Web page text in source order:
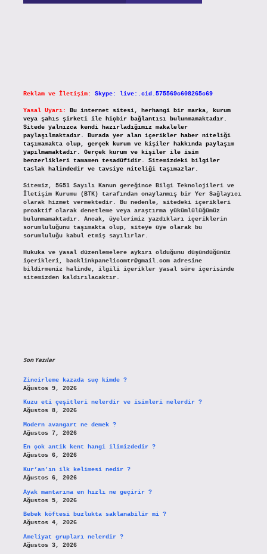
Reklam ve İletişim: Skype: live:.cid.575569c608265c69
Yasal Uyarı:
Bu internet sitesi, herhangi bir marka, kurum
veya şahıs şirketi ile hiçbir bağlantısı bulunmamaktadır.
Sitede yalnızca kendi hazırladığımız makaleler
paylaşılmaktadır. Burada yer alan içerikler haber niteliği
taşımamakta olup, gerçek kurum ve kişiler hakkında paylaşım
yapılmamaktadır. Gerçek kurum ve kişiler ile isim
benzerlikleri tamamen tesadüfidir. Sitemizdeki bilgiler
taslak halindedir ve tavsiye niteliği taşımazlar.
Sitemiz, 5651 Sayılı Kanun gereğince Bilgi Teknolojileri ve
İletişim Kurumu (BTK) tarafından onaylanmış bir Yer Sağlayıcı
olarak hizmet vermektedir. Bu nedenle, sitedeki içerikleri
proaktif olarak denetleme veya araştırma yükümlülüğümüz
bulunmamaktadır. Ancak, üyelerimiz yazdıkları içeriklerin
sorumluluğunu taşımakta olup, siteye üye olarak bu
sorumluluğu kabul etmiş sayılırlar.
Hukuka ve yasal düzenlemelere aykırı olduğunu düşündüğünüz
içerikleri,
backlinkpanelicomtr@gmail.comadresine
bildirmeniz halinde, ilgili içerikler yasal süre içerisinde
sitemizden kaldırılacaktır.
Son Yazılar
Zincirleme kazada suç kimde ?
Ağustos 9, 2026
Kuzu eti çeşitleri nelerdir ve isimleri nelerdir ?
Ağustos 8, 2026
Modern avangart ne demek ?
Ağustos 7, 2026
En çok antik kent hangi ilimizdedir ?
Ağustos 6, 2026
Kur’an’ın ilk kelimesi nedir ?
Ağustos 6, 2026
Ayak mantarına en hızlı ne geçirir ?
Ağustos 5, 2026
Bebek köftesi buzlukta saklanabilir mi ?
Ağustos 4, 2026
Ameliyat grupları nelerdir ?
Ağustos 3, 2026